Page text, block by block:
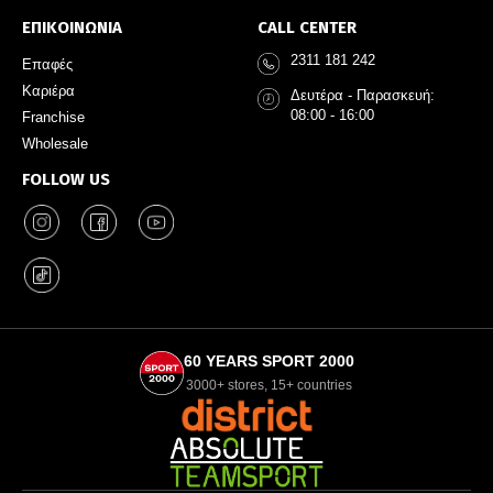
ΕΠΙΚΟΙΝΩΝΙΑ
Επαφές
Καριέρα
Franchise
Wholesale
FOLLOW US
CALL CENTER
2311 181 242
Δευτέρα - Παρασκευή:
08:00 - 16:00
60 YEARS SPORT 2000
3000+ stores, 15+ countries